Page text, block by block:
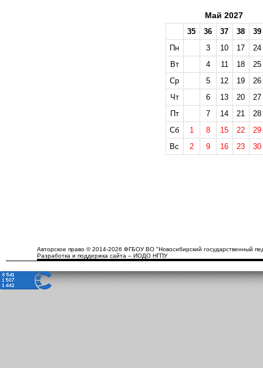
Май 2027
35 36 37 38
39
Пн
3 10 17
24
Вт
4 11 18
25
Ср
5 12 19
26
Чт
6 13 20
27
Пт
7 14 21
28
Сб
1 8 15 22
29
Вс
2 9 16 23 30
Авторское право © 2014-2026 ФГБОУ ВО "Новосибирский государственный
Разработка и поддержка сайта – ИОДО НГПУ